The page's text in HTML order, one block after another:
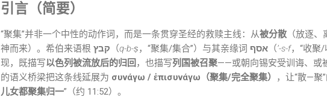
引言（简要）
“聚集”并非一个中性的动作词，而是一条贯穿圣经的救赎主线：从被分散 （放逐
神而来）。希伯来语根 קבץ （q-b-ṣ，“聚集/集合”）与其亲缘词 אסף （’-s-f，“收聚
现，既描写以色列被流放后的归回 ，也描写列国被召聚——或朝向锡安受训诲、或
的语义桥梁把这条线延展为 συνάγω / ἐπισυνάγω（聚集/完全聚集） ，让“散—聚
儿女都聚集归一”（约 11:52）。